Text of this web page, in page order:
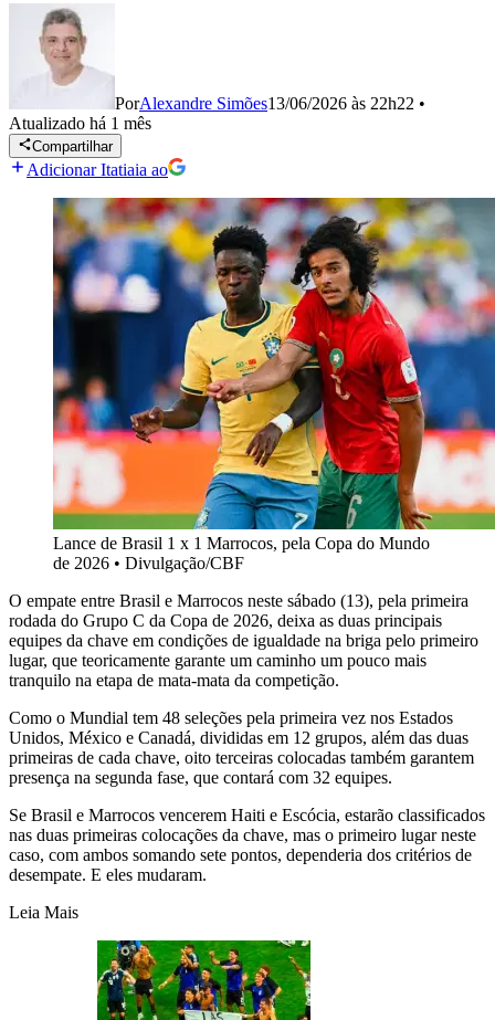
PorAlexandre Simões13/06/2026 às 22h22 •
Atualizado há 1 mês
Compartilhar
Adicionar Itatiaia ao
Lance de Brasil 1 x 1 Marrocos, pela Copa do Mundo
de 2026 • Divulgação/CBF
O empate entre Brasil e Marrocos neste sábado (13), pela primeira
rodada do Grupo C da Copa de 2026, deixa as duas principais
equipes da chave em condições de igualdade na briga pelo primeiro
lugar, que teoricamente garante um caminho um pouco mais
tranquilo na etapa de mata-mata da competição.
Como o Mundial tem 48 seleções pela primeira vez nos Estados
Unidos, México e Canadá, divididas em 12 grupos, além das duas
primeiras de cada chave, oito terceiras colocadas também garantem
presença na segunda fase, que contará com 32 equipes.
Se Brasil e Marrocos vencerem Haiti e Escócia, estarão classificados
nas duas primeiras colocações da chave, mas o primeiro lugar neste
caso, com ambos somando sete pontos, dependeria dos critérios de
desempate. E eles mudaram.
Leia Mais